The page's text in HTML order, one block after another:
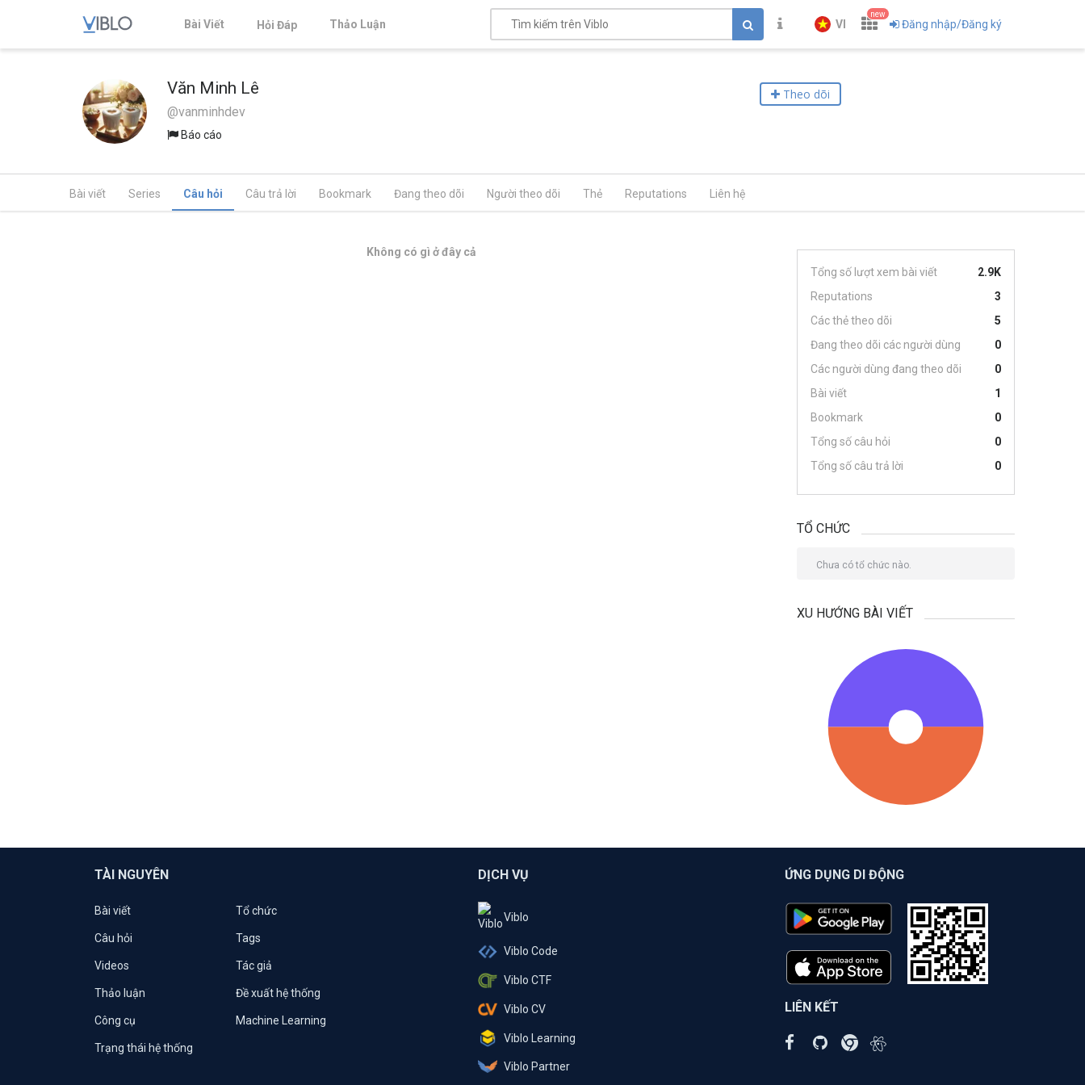
Bài Viết Hỏi Đáp Thảo Luận VI
new
Đăng nhập/Đăng ký
Văn Minh Lê
@vanminhdev
Báo cáo
Theo dõi
Bài viết Series Câu hỏi Câu trả lời Bookmark Đang theo dõi Người theo dõi Thẻ Reputations Liên hệ
Không có gì ở đây cả
Tổng số lượt xem bài viết
2.9K
Reputations
3
Các thẻ theo dõi
5
Đang theo dõi các người dùng
0
Các người dùng đang theo dõi
0
Bài viết
1
Bookmark
0
Tổng số câu hỏi
0
Tổng số câu trả lời
0
TỔ CHỨC
Chưa có tổ chức nào.
XU HƯỚNG BÀI VIẾT
TÀI NGUYÊN
Bài viết Tổ chức
Câu hỏi Tags
Videos Tác giả
Thảo luận Đề xuất hệ thống
Công cụ Machine Learning
Trạng thái hệ thống
DỊCH VỤ
Viblo
Viblo Code
Viblo CTF
Viblo CV
Viblo Learning
Viblo Partner
ỨNG DỤNG DI ĐỘNG
LIÊN KẾT